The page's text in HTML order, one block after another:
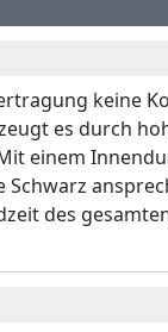
keine
es durch
einem
des